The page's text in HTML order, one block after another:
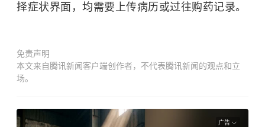
择症状界面，均需要上传病历或过往购药记录。
免责声明
本文来自腾讯新闻客户端创作者，不代表腾讯新闻的观点和立
场。
广告